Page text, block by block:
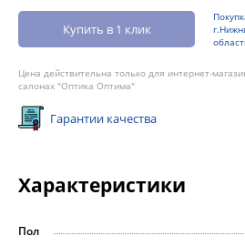
Купить в 1 клик
Цена действительна только для интернет-
салонах "Оптика Оптима"
Гарантии качества
Характеристики
Пол